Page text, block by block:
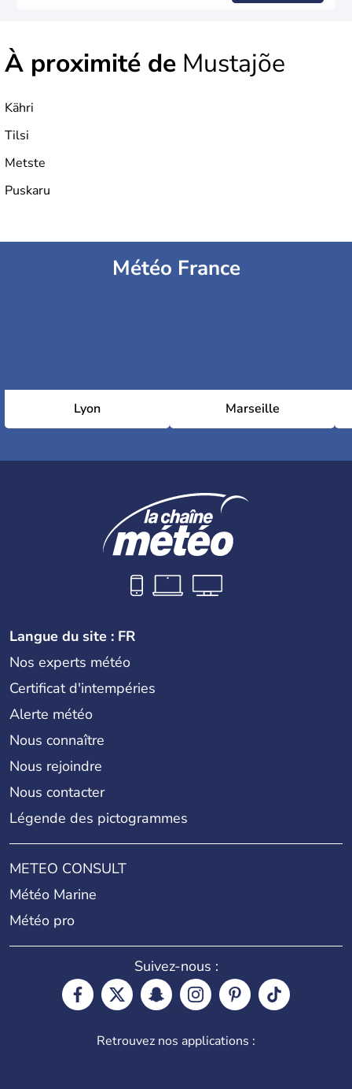
À proximité de Mustajõe
Kähri
Tilsi
Metste
Puskaru
Météo France
Lyon Marseille
Langue du site : FR
Nos experts météo
Certificat d'intempéries
Alerte météo
Nous connaître
Nous rejoindre
Nous contacter
Légende des pictogrammes
METEO CONSULT
Météo Marine
Météo pro
Suivez-nous :
Retrouvez nos applications :